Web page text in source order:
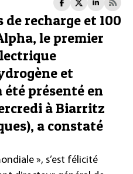
de recharge et 100
le premier
et
été présenté en
à Biarritz
a constaté
», s’est félicité